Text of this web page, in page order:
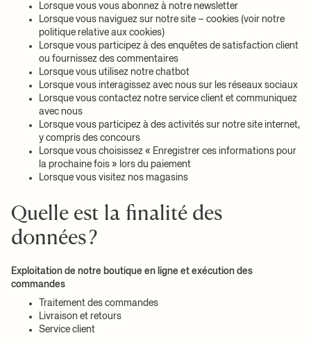
Lorsque vous vous abonnez à notre newsletter
Lorsque vous naviguez sur notre site – cookies (voir notre
politique relative aux cookies)
Lorsque vous participez à des enquêtes de satisfaction client
ou fournissez des commentaires
Lorsque vous utilisez notre chatbot
Lorsque vous interagissez avec nous sur les réseaux sociaux
Lorsque vous contactez notre service client et communiquez
avec nous
Lorsque vous participez à des activités sur notre site internet,
y compris des concours
Lorsque vous choisissez « Enregistrer ces informations pour
la prochaine fois » lors du paiement
Lorsque vous visitez nos magasins
Quelle est la finalité des
données ?
Exploitation de notre boutique en ligne et exécution des
commandes
Traitement des commandes
Livraison et retours
Service client